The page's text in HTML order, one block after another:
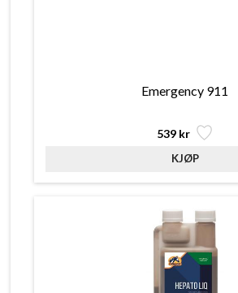
Emergency 911
539 kr